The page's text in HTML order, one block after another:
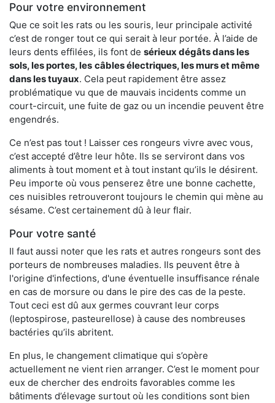
Pour votre environnement
Que ce soit les rats ou les souris, leur principale activité
c’est de ronger tout ce qui serait à leur portée. À l’aide de
leurs dents effilées, ils font de sérieux dégâts dans les
sols, les portes, les câbles électriques, les murs et même
dans les tuyaux. Cela peut rapidement être assez
problématique vu que de mauvais incidents comme un
court-circuit, une fuite de gaz ou un incendie peuvent être
engendrés.
Ce n’est pas tout ! Laisser ces rongeurs vivre avec vous,
c’est accepté d’être leur hôte. Ils se serviront dans vos
aliments à tout moment et à tout instant qu’ils le désirent.
Peu importe où vous penserez être une bonne cachette,
ces nuisibles retrouveront toujours le chemin qui mène au
sésame. C’est certainement dû à leur flair.
Pour votre santé
Il faut aussi noter que les rats et autres rongeurs sont des
porteurs de nombreuses maladies. Ils peuvent être à
l'origine d'infections, d'une éventuelle insuffisance rénale
en cas de morsure ou dans le pire des cas de la peste.
Tout ceci est dû aux germes couvrant leur corps
(leptospirose, pasteurellose) à cause des nombreuses
bactéries qu’ils abritent.
En plus, le changement climatique qui s’opère
actuellement ne vient rien arranger. C’est le moment pour
eux de chercher des endroits favorables comme les
bâtiments d’élevage surtout où les conditions sont bien